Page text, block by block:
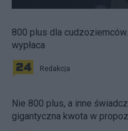
800 plus dla
wypłaca
Redakcja
Nie 800 plus, a inne
gigantyczna kwota w